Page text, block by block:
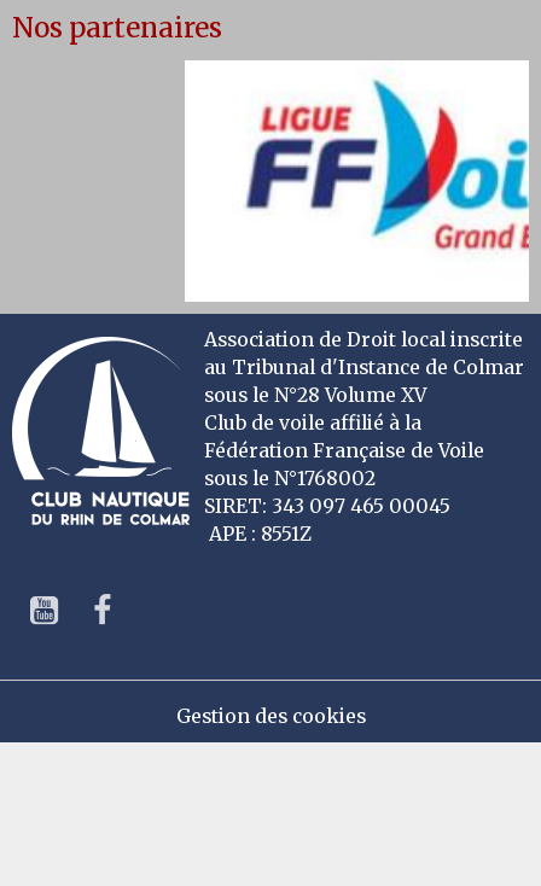
Nos partenaires
Association de Droit local inscrite
au Tribunal d'Instance de Colmar
sous le N°28 Volume XV
Club de voile affilié à la
Fédération Française de Voile
sous le N°1768002
SIRET: 343 097 465 00045
APE : 8551Z
Gestion des cookies